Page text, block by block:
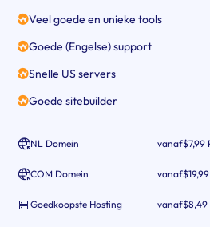
Veel goede en unieke tools
Goede (Engelse) support
Snelle US servers
Goede sitebuilder
NL Domein vanaf$7,99
COM Domein vanaf
Goedkoopste Hosting vanaf$8,49